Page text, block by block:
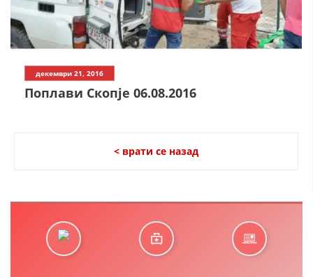
ПРИРАЧНИЦИ
СТРАТЕГИИ
декември 21, 2016
Поплави Скопје 06.08.2016
< врати се назад